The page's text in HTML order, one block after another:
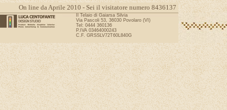
On line da Aprile 2010 - Sei il visitatore numero 8436137
Il Telaio di Gaiarsa Silvia
Via Pascoli 53, 36030 Povolaro (VI)
Tel: 0444 360136
P.IVA 03464000243
C.F. GRSSLV72T60L840G